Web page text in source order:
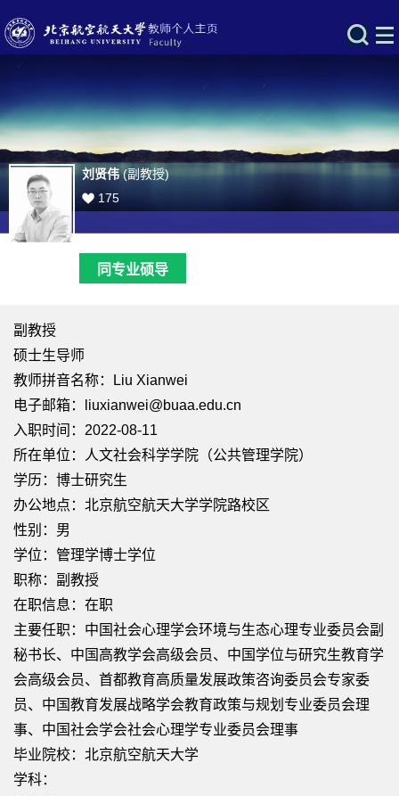
刘贤伟(副教授)
175
同专业硕导
副教授
硕士生导师
教师拼音名称：Liu Xianwei
电子邮箱：
liuxianwei@buaa.edu.cn
入职时间：2022-08-11
所在单位：人文社会科学学院（公共管理学院）
学历：博士研究生
办公地点：北京航空航天大学学院路校区
性别：男
学位：管理学博士学位
职称：副教授
在职信息：在职
主要任职：中国社会心理学会环境与生态心理专业委员会副
秘书长、中国高教学会高级会员、中国学位与研究生教育学
会高级会员、首都教育高质量发展政策咨询委员会专家委
员、中国教育发展战略学会教育政策与规划专业委员会理
事、中国社会学会社会心理学专业委员会理事
毕业院校：北京航空航天大学
学科：